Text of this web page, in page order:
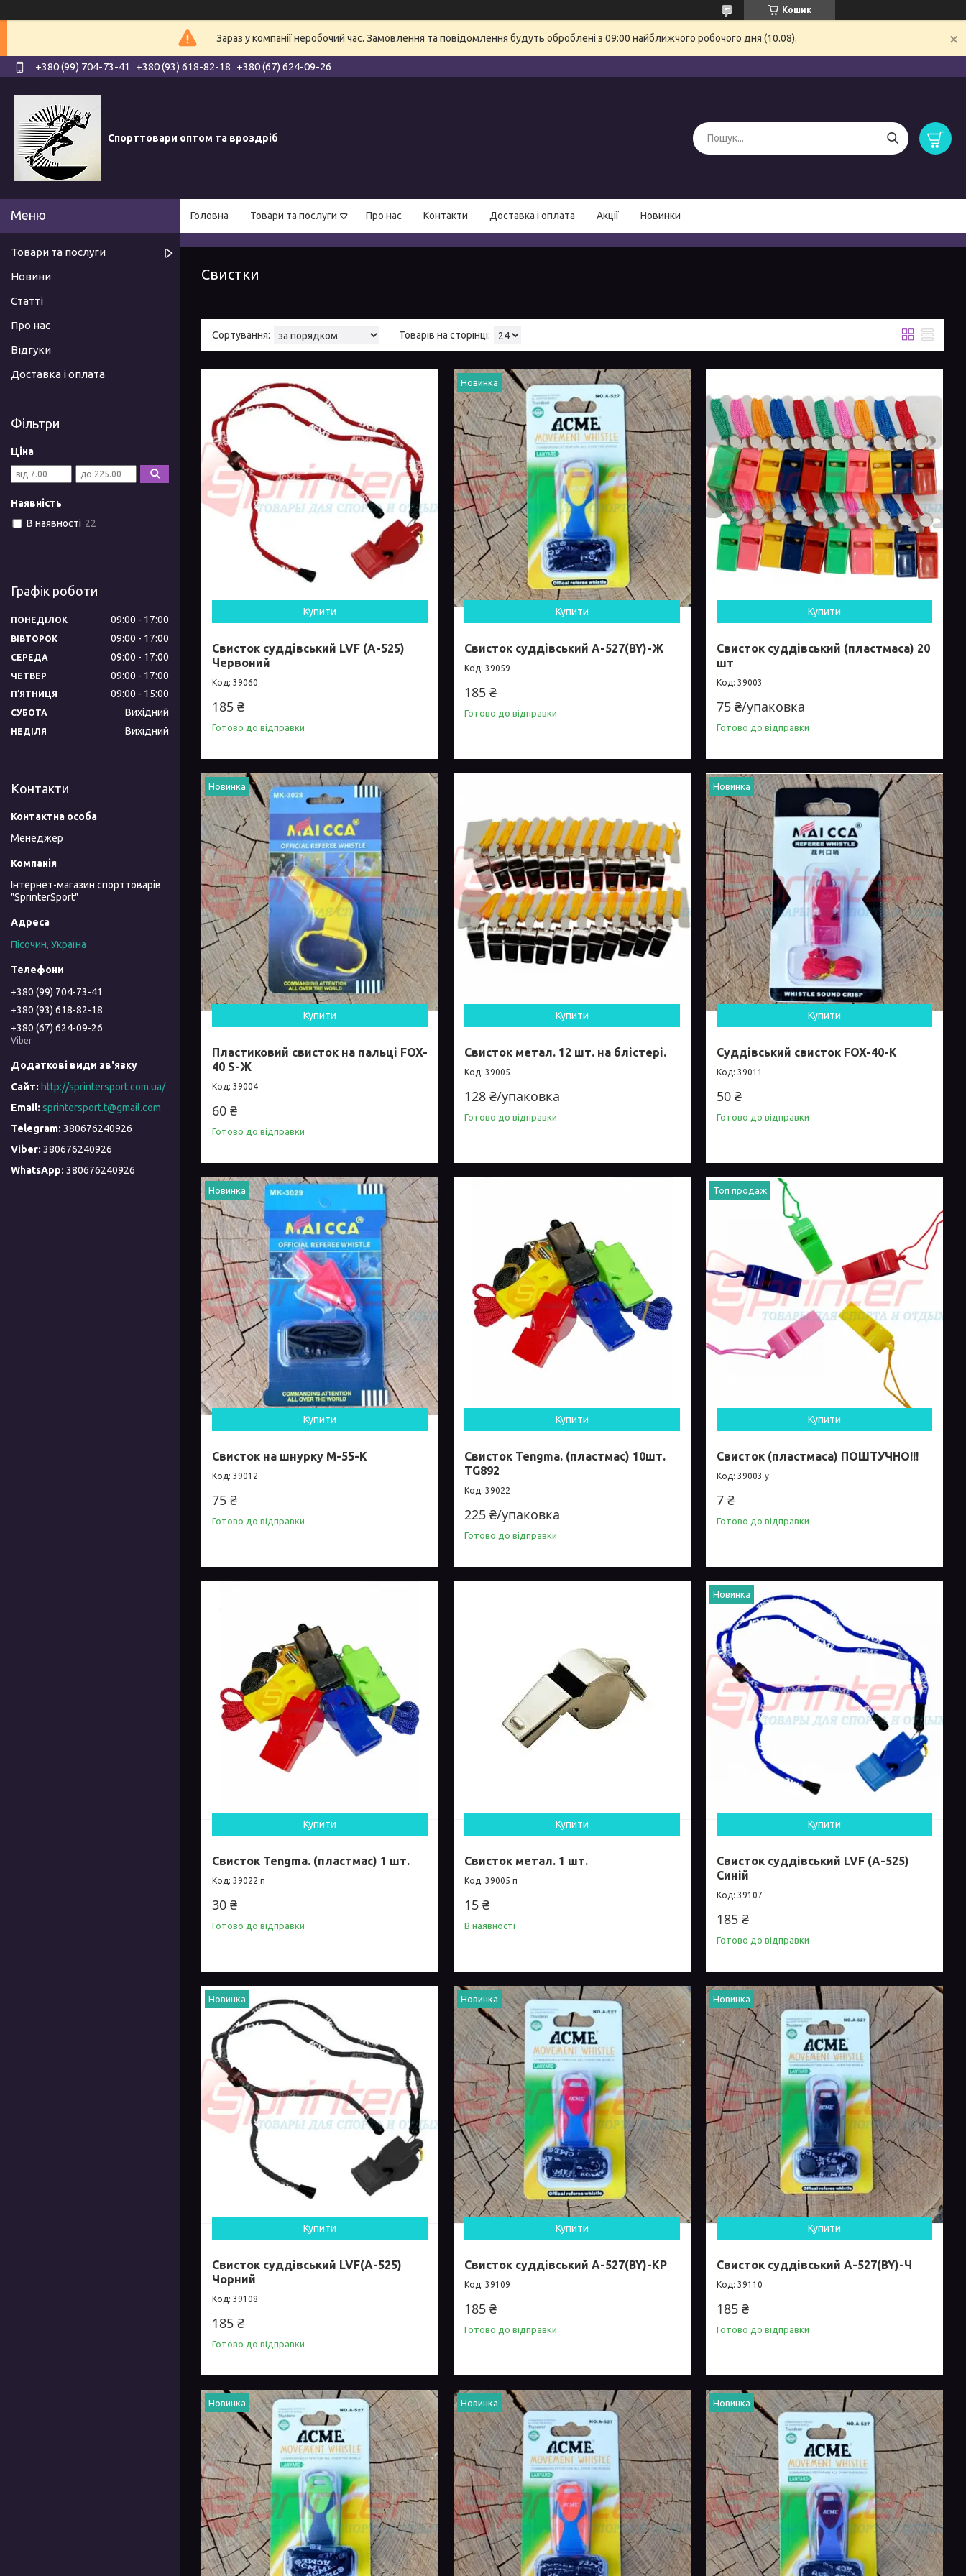
Кошик
Зараз у компанії неробочий час. Замовлення та повідомлення будуть оброблені з 09:00 найближчого робочого дня (10.08).
+380 (99) 704-73-41 +380 (93) 618-82-18 +380 (67) 624-09-26
Спорттовари оптом та вроздріб
Головна Товари та послуги Про нас Контакти Доставка і оплата Акції Новинки
Свистки
Купити
Свисток суддівський LVF (А-525)
Червоний
39060
185 ₴
Готово до відправки
Новинка
Купити
Свисток суддівський А-527(BY)-Ж
39059
185 ₴
Готово до відправки
Купити
Свисток суддівський (пластмаса) 20
шт
39003
75 ₴/упаковка
Готово до відправки
Новинка
Купити
Пластиковий свисток на пальці FOX-
40 S-Ж
39004
60 ₴
Готово до відправки
Купити
Свисток метал. 12 шт. на блістері.
39005
128 ₴/упаковка
Готово до відправки
Новинка
Купити
Суддівський свисток FOX-40-К
39011
50 ₴
Готово до відправки
Новинка
Купити
Свисток на шнурку М-55-К
39012
75 ₴
Готово до відправки
Купити
Свисток Tengma. (пластмас) 10шт.
TG892
39022
225 ₴/упаковка
Готово до відправки
Топ продаж
Купити
Свисток (пластмаса) ПОШТУЧНО!!!
39003 у
7 ₴
Готово до відправки
Купити
Свисток Tengma. (пластмас) 1 шт.
39022 п
30 ₴
Готово до відправки
Купити
Свисток метал. 1 шт.
39005 п
15 ₴
В наявності
Новинка
Купити
Свисток суддівський LVF (А-525)
Синій
39107
185 ₴
Готово до відправки
Новинка
Купити
Свисток суддівський LVF(А-525)
Чорний
39108
185 ₴
Готово до відправки
Новинка
Купити
Свисток суддівський А-527(BY)-КР
39109
185 ₴
Готово до відправки
Новинка
Купити
Свисток суддівський А-527(BY)-Ч
39110
185 ₴
Готово до відправки
Новинка Новинка Новинка
Товари та послуги
Новини
Статті
Про нас
Відгуки
Доставка і оплата
Фільтри
Ціна
Наявність
В наявності 22
Графік роботи
ПОНЕДІЛОК 09:00 17:00
ВІВТОРОК 09:00 17:00
СЕРЕДА 09:00 17:00
ЧЕТВЕР 09:00 17:00
ПʼЯТНИЦЯ 09:00 15:00
СУБОТА Вихідний
НЕДІЛЯ Вихідний
Контакти
Менеджер
Інтернет-магазин спорттоварів
"SprinterSport"
Пісочин, Україна
+380 (99) 704-73-41
+380 (93) 618-82-18
+380 (67) 624-09-26
Viber
http://sprintersport.com.ua/
sprintersport.t@gmail.com
380676240926
380676240926
380676240926